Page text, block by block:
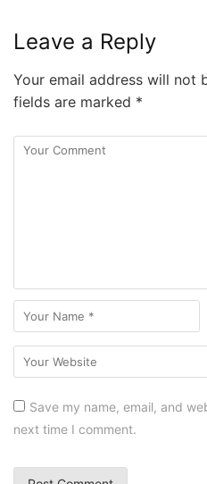
e
r
i
g
e
c
a
Leave a Reply
Your email address will not
fields are marked *
Save my name, email, and
next time I comment.